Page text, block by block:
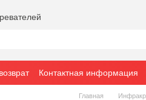
Контактная информация
Главная